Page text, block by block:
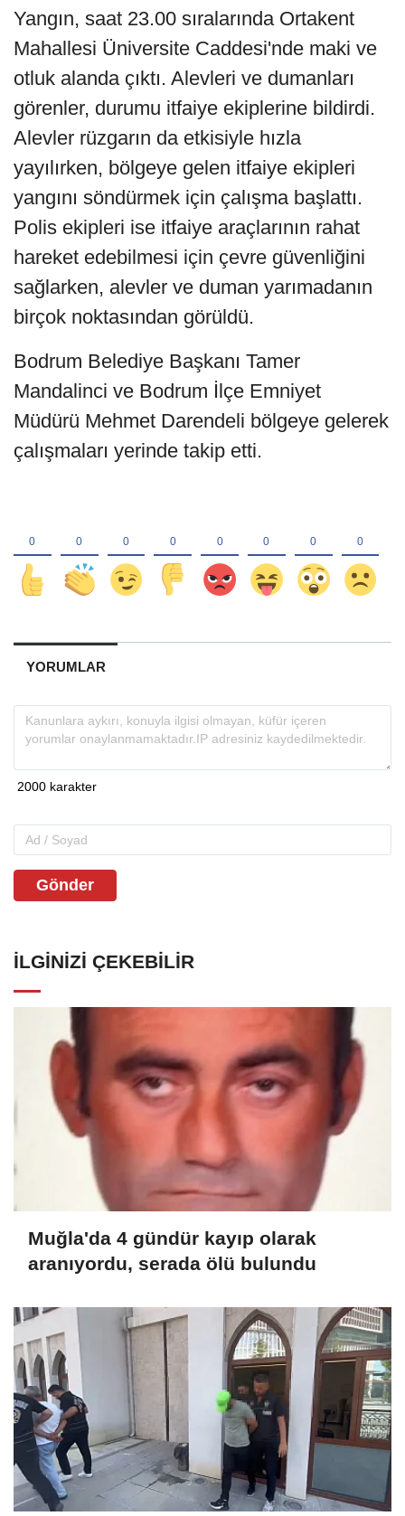
Yangın, saat 23.00 sıralarında Ortakent
Mahallesi Üniversite Caddesi'nde maki ve
otluk alanda çıktı. Alevleri ve dumanları
görenler, durumu itfaiye ekiplerine bildirdi.
Alevler rüzgarın da etkisiyle hızla
yayılırken, bölgeye gelen itfaiye ekipleri
yangını söndürmek için çalışma başlattı.
Polis ekipleri ise itfaiye araçlarının rahat
hareket edebilmesi için çevre güvenliğini
sağlarken, alevler ve duman yarımadanın
birçok noktasından görüldü.
Bodrum Belediye Başkanı Tamer
Mandalinci ve Bodrum İlçe Emniyet
Müdürü Mehmet Darendeli bölgeye gelerek
çalışmaları yerinde takip etti.
YORUMLAR
Gönder
İLGINIZI ÇEKEBILIR
Muğla'da 4 gündür kayıp olarak
aranıyordu, serada ölü bulundu